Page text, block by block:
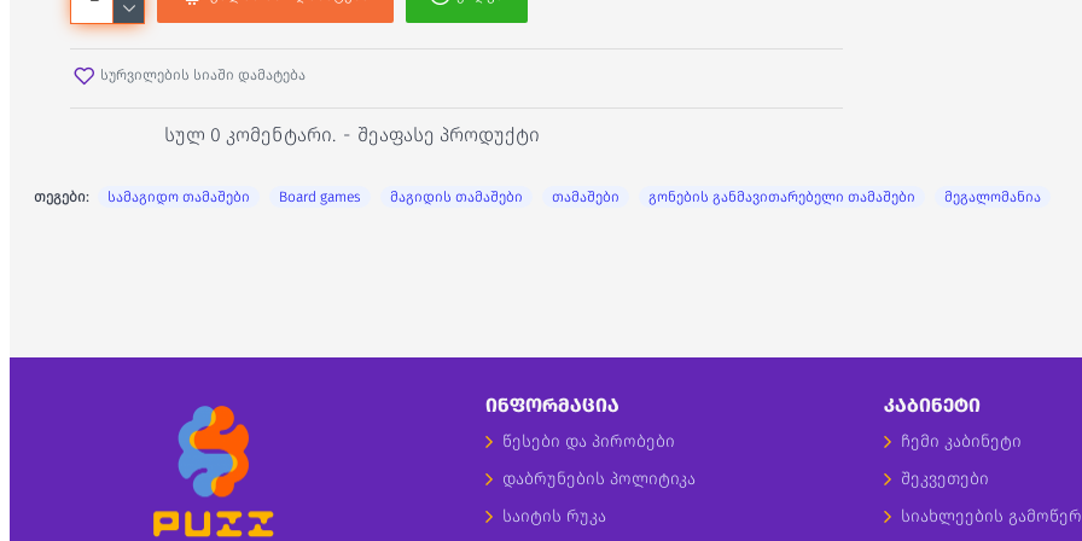
სულ 0 კომენტარი. - შეაფასე პროდუქტი
სურვილების სიაში დამატება
თეგები: სამაგიდო თამაშები Board games მაგიდის თამაშები თამაშები გონების განმავითარებელი თამაშები მეგალომანია
ᲘᲜᲤᲝᲠᲛᲐᲪᲘᲐ
წესები და პირობები
დაბრუნების პოლიტიკა
საიტის რუკა
ᲙᲐᲑᲘᲜᲔᲢᲘ
ჩემი კაბინეტი
შეკვეთები
სიახლეების